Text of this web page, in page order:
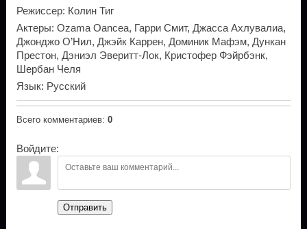
Режиссер: Колин Тиг
Актеры: Ozama Oancea, Гарри Смит, Джасса Ахлувалиа,
Джонджо О’Нил, Джэйк Каррен, Доминик Мафэм, Дункан
Престон, Дэниэл Эверитт-Лок, Кристофер Фэйрбэнк,
Шербан Челя
Язык: Русский
Всего комментариев: 0
Войдите:
Отправить